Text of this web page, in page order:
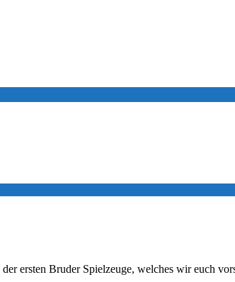
ersten Bruder Spielzeuge, welches wir euch